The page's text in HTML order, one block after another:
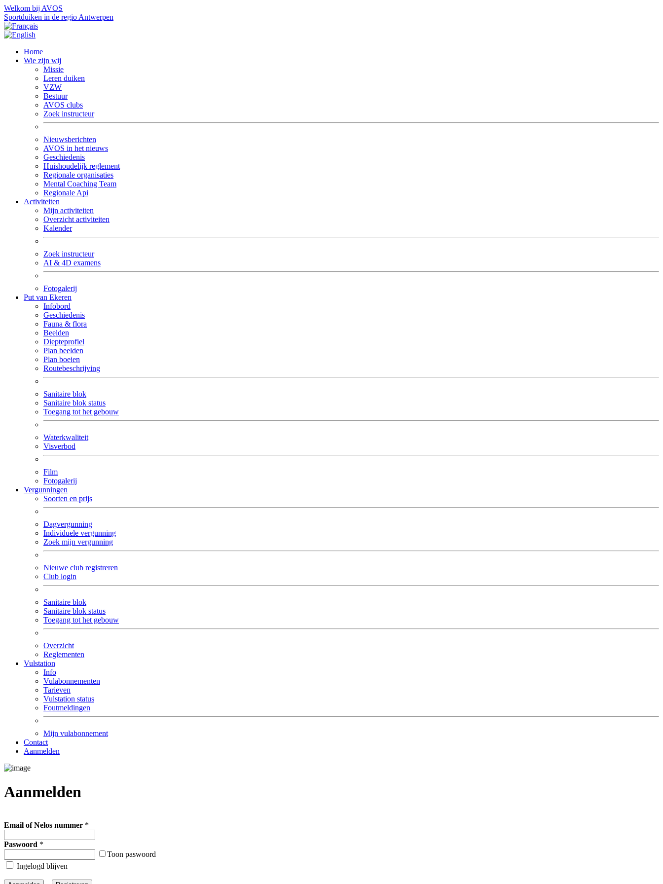
Welkom bij AVOS
Sportduiken in de regio Antwerpen
Home
Wie zijn wij
Missie
Leren duiken
VZW
Bestuur
AVOS clubs
Zoek instructeur
Nieuwsberichten
AVOS in het nieuws
Geschiedenis
Huishoudelijk reglement
Regionale organisaties
Mental Coaching Team
Regionale Api
Activiteiten
Mijn activiteiten
Overzicht activiteiten
Kalender
Zoek instructeur
AI & 4D examens
Fotogalerij
Put van Ekeren
Infobord
Geschiedenis
Fauna & flora
Beelden
Diepteprofiel
Plan beelden
Plan boeien
Routebeschrijving
Sanitaire blok
Sanitaire blok status
Toegang tot het gebouw
Waterkwaliteit
Visverbod
Film
Fotogalerij
Vergunningen
Soorten en prijs
Dagvergunning
Individuele vergunning
Zoek mijn vergunning
Nieuwe club registreren
Club login
Sanitaire blok
Sanitaire blok status
Toegang tot het gebouw
Overzicht
Reglementen
Vulstation
Info
Vulabonnementen
Tarieven
Vulstation status
Foutmeldingen
Mijn vulabonnement
Contact
Aanmelden
Aanmelden
Email of Nelos nummer *
Paswoord *
Toon paswoord
Ingelogd blijven